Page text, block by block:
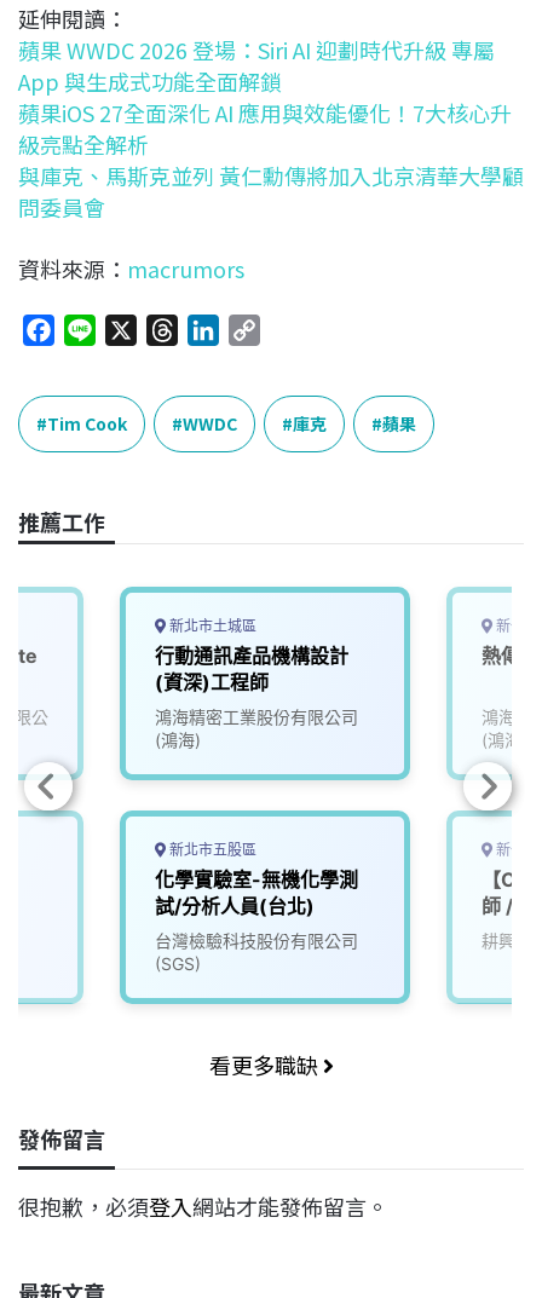
延伸閱讀：
蘋果 WWDC 2026 登場：Siri AI 迎劃時代升級 專屬
App 與生成式功能全面解鎖
蘋果iOS 27全面深化 AI 應用與效能優化！7大核心升
級亮點全解析
與庫克、馬斯克並列 黃仁勳傳將加入北京清華大學顧
問委員會
資料來源： macrumors
c
e
b
o
k
n
e
r
e
a
n
k
e
n
y
k
Tim Cook WWDC 庫克 蘋果
推薦工作
限公
新北市土城區
行動通訊產品機構設計
(資深)工程師
鴻海精密工業股份有限公司
(鴻海)
新北市五股區
化學實驗室-無機化學測
試/分析人員(台北)
台灣檢驗科技股份有限公司
(SGS)
新竹
熱傳(
鴻海精
(鴻海)
新竹
【
師 /
耕興股
看更多職缺
發佈留言
很抱歉，必須登入網站才能發佈留言。
最新文章